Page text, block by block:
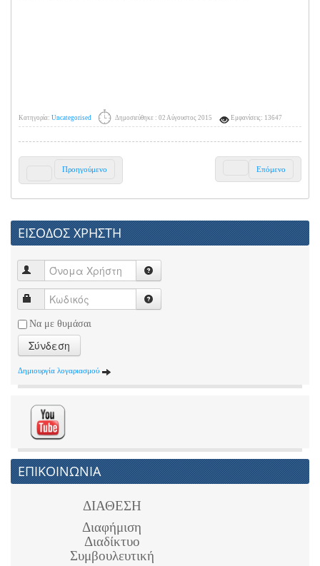
Κατηγορία: Uncategorised Δημοσιεύθηκε : 02 Αύγουστος 2015 Εμφανίσεις: 13647
Προηγούμενο Επόμενο
ΕΙΣΟΔΟΣ ΧΡΗΣΤΗ
Να με θυμάσαι
Σύνδεση
Δημιουργία λογαριασμού
ΕΠΙΚΟΙΝΩΝΙΑ
ΔΙΑΘΕΣΗ
Διαφήμιση
Διαδίκτυο
Συμβουλευτική